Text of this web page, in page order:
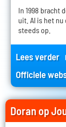
In 1998 bracht
uit. Al is het
steeds op.
Lees verder
Officiele
Doran op